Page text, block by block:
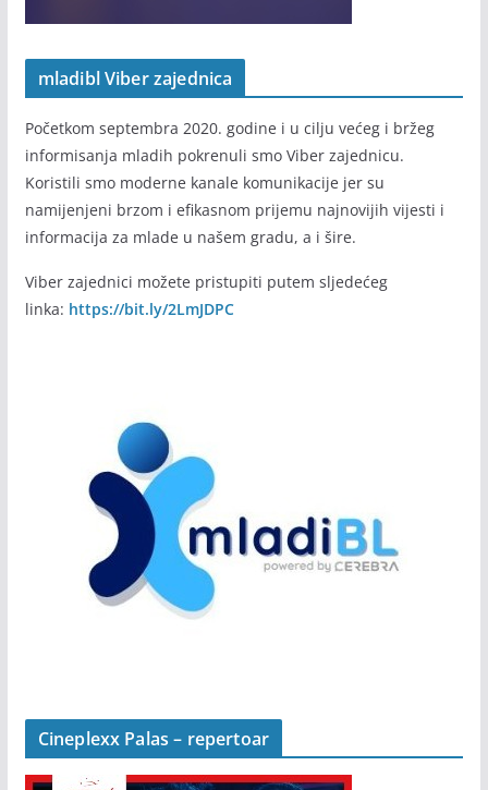
mladibl Viber zajednica
Početkom septembra 2020. godine i u cilju većeg i bržeg
informisanja mladih pokrenuli smo Viber zajednicu.
Koristili smo moderne kanale komunikacije jer su
namijenjeni brzom i efikasnom prijemu najnovijih vijesti i
informacija za mlade u našem gradu, a i šire.
Viber zajednici možete pristupiti putem sljedećeg
linka: https://bit.ly/2LmJDPC
Cineplexx Palas – repertoar